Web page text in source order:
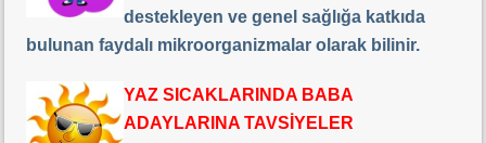
destekleyen ve genel sağlığa katkıda
bulunan faydalı mikroorganizmalar olarak bilinir.
YAZ SICAKLARINDA BABA
ADAYLARINA TAVSİYELER